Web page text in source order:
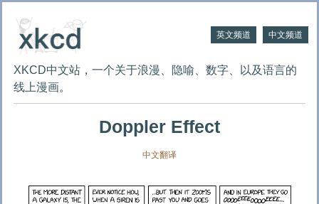
英文频道 中文频道
XKCD中文站，一个关于浪漫、隐喻、数字、以及语言的
线上漫画。
Doppler Effect
中文翻译